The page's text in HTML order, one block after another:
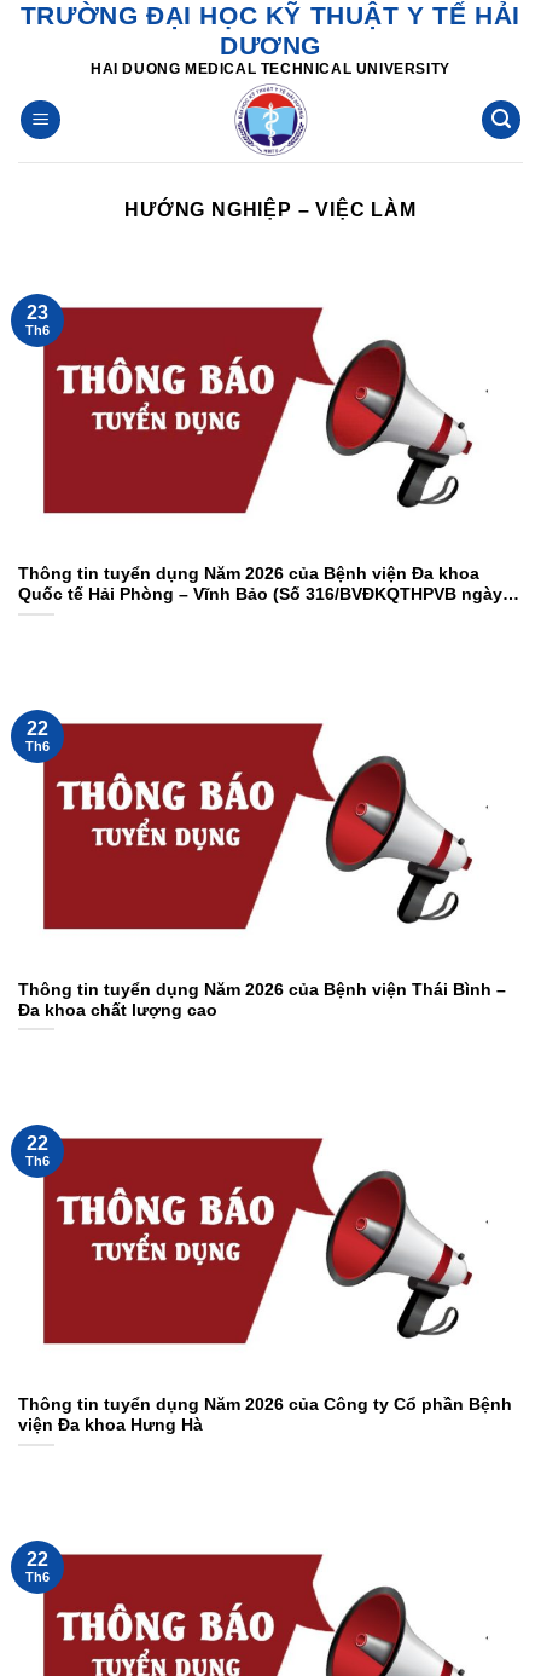
SkipTRƯỜNG ĐẠI HỌC KỸ THUẬT Y TẾ HẢI
DƯƠNG
HAI DUONG MEDICAL TECHNICAL UNIVERSITY
HƯỚNG NGHIỆP – VIỆC LÀM
Thông tin tuyển dụng Năm 2026 của Bệnh viện Đa khoa
Quốc tế Hải Phòng – Vĩnh Bảo (Số 316/BVĐKQTHPVB ngày
18/6/2026)
23
Th6
Thông tin tuyển dụng Năm 2026 của Bệnh viện Thái Bình –
Đa khoa chất lượng cao
22
Th6
Thông tin tuyển dụng Năm 2026 của Công ty Cổ phần Bệnh
viện Đa khoa Hưng Hà
22
Th6
22
Th6